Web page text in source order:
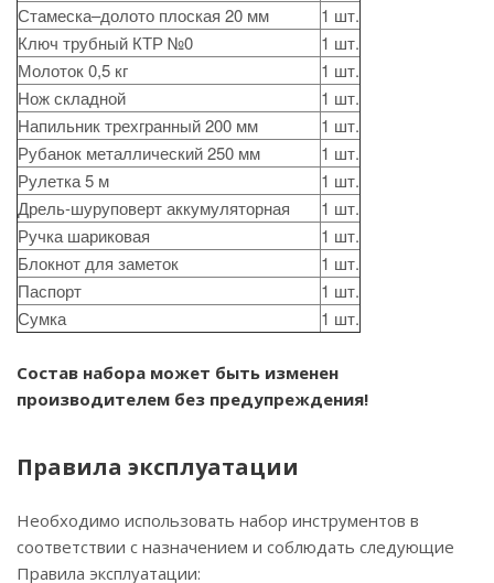
Стамеска–долото плоская 20 мм
1 шт.
Ключ трубный КТР №0
1 шт.
Молоток 0,5 кг
1 шт.
Нож складной
1 шт.
Напильник трехгранный 200 мм
1 шт.
Рубанок металлический 250 мм
1 шт.
Рулетка 5 м
1 шт.
Дрель-шуруповерт аккумуляторная
1 шт.
Ручка шариковая
1 шт.
Блокнот для заметок
1 шт.
Паспорт
1 шт.
Сумка
1 шт.
Состав набора может быть изменен
производителем без предупреждения!
Правила эксплуатации
Необходимо использовать набор инструментов в
соответствии с назначением и соблюдать следующие
Правила эксплуатации: